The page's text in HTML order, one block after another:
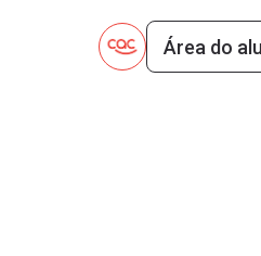
Área do